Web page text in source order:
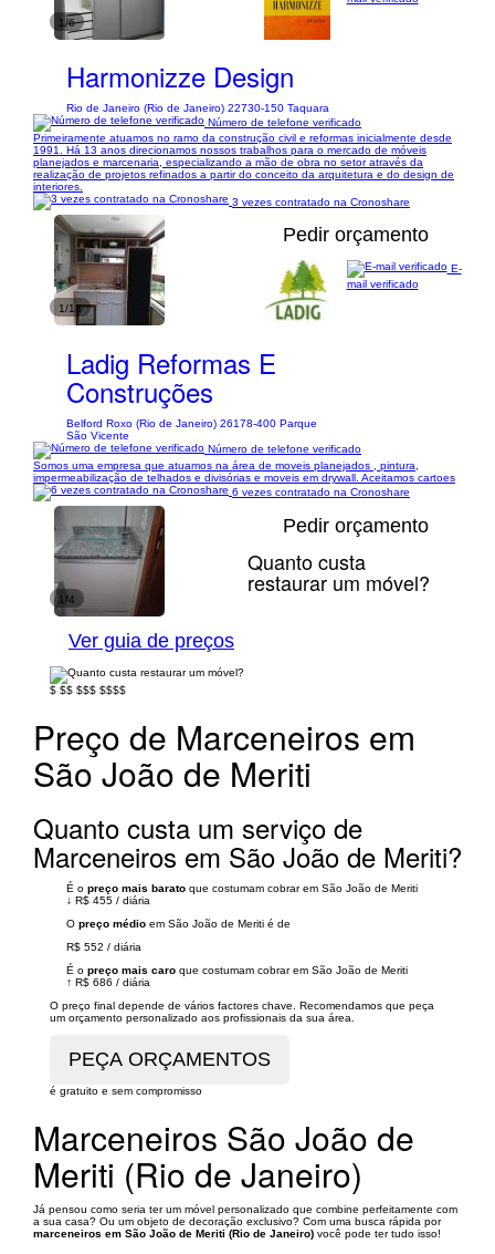
1/6
Harmonizze Design
Rio de Janeiro (Rio de Janeiro) 22730-150 Taquara
Número de telefone verificado
Primeiramente atuamos no ramo da construção civil e reformas inicialmente desde
1991. Há 13 anos direcionamos nossos trabalhos para o mercado de móveis
planejados e marcenaria, especializando a mão de obra no setor através da
realização de projetos refinados a partir do conceito da arquitetura e do design de
interiores.
3 vezes contratado na Cronoshare
1/13
Pedir orçamento
Ladig Reformas E
Construções
Belford Roxo (Rio de Janeiro) 26178-400 Parque
São Vicente
E-
mail verificado
Número de telefone verificado
Somos uma empresa que atuamos na área de moveis planejados , pintura,
impermeabilização de telhados e divisórias e moveis em drywall. Aceitamos cartoes
6 vezes contratado na Cronoshare
1/4
Pedir orçamento
Quanto custa
restaurar um móvel?
Ver guia de preços
$ $$ $$$ $$$$
Preço de Marceneiros em
São João de Meriti
Quanto custa um serviço de
Marceneiros em São João de Meriti?
É o preço mais barato que costumam cobrar em São João de Meriti
↓ R$ 455 / diária
O preço médio em São João de Meriti é de
R$ 552 / diária
É o preço mais caro que costumam cobrar em São João de Meriti
↑ R$ 686 / diária
O preço final depende de vários factores chave. Recomendamos que peça
um orçamento personalizado aos profissionais da sua área.
é gratuito e sem compromisso
Marceneiros São João de
Meriti (Rio de Janeiro)
Já pensou como seria ter um móvel personalizado que combine perfeitamente com
a sua casa? Ou um objeto de decoração exclusivo? Com uma busca rápida por
marceneiros em São João de Meriti (Rio de Janeiro) você pode ter tudo isso!